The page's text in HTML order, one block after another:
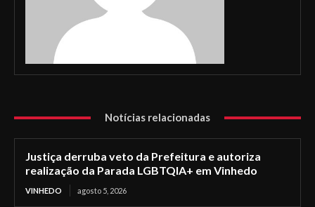
Notícias relacionadas
Justiça derruba veto da Prefeitura e autoriza
realização da Parada LGBTQIA+ em Vinhedo
VINHEDO agosto 5, 2026